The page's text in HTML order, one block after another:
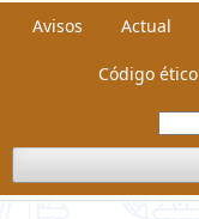
Avisos Actual
Código ético